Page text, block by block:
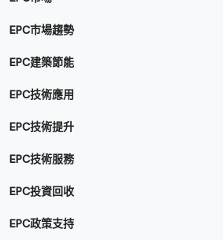
EPC市場趨勢
EPC建築節能
EPC技術應用
EPC技術提升
EPC技術服務
EPC投資回收
EPC政策支持